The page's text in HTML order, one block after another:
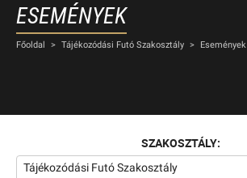
ESEMÉNYEK
Főoldal > Tájékozódási Futó Szakosztály > Események
SZAKOSZTÁLY:
Tájékozódási Futó Szakosztály